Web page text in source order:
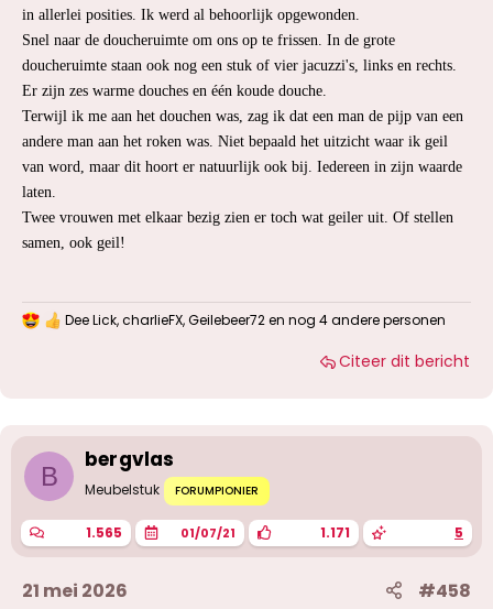
in allerlei posities. Ik werd al behoorlijk opgewonden.
Snel naar de doucheruimte om ons op te frissen. In de grote
doucheruimte staan ook nog een stuk of vier jacuzzi's, links en rechts.
Er zijn zes warme douches en één koude douche.
Terwijl ik me aan het douchen was, zag ik dat een man de pijp van een
andere man aan het roken was. Niet bepaald het uitzicht waar ik geil
van word, maar dit hoort er natuurlijk ook bij. Iedereen in zijn waarde
laten.
Twee vrouwen met elkaar bezig zien er toch wat geiler uit. Of stellen
samen, ook geil!
W
n
g
n
:
Dee Lick,charlieFX,Geilebeer72en nog 4 andere personen
Citeer dit bericht
B
bergvlas
Meubelstuk FORUMPIONIER
1.565 01/07/21 1.171 5
21 mei 2026 #458